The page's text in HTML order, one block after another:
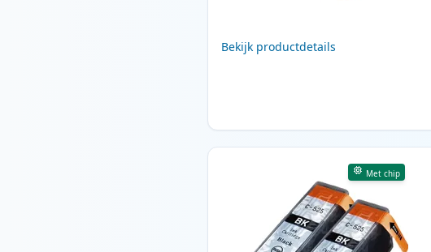
Bekijk productdetails
Met chip